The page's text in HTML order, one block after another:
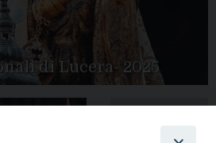
di Lucera- 2025